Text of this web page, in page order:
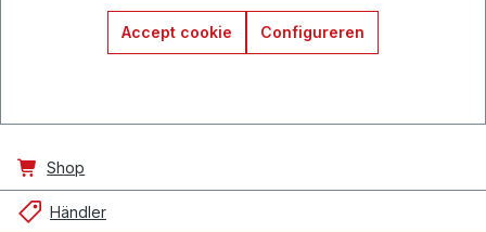
Accept cookie Configureren
Shop
Händler